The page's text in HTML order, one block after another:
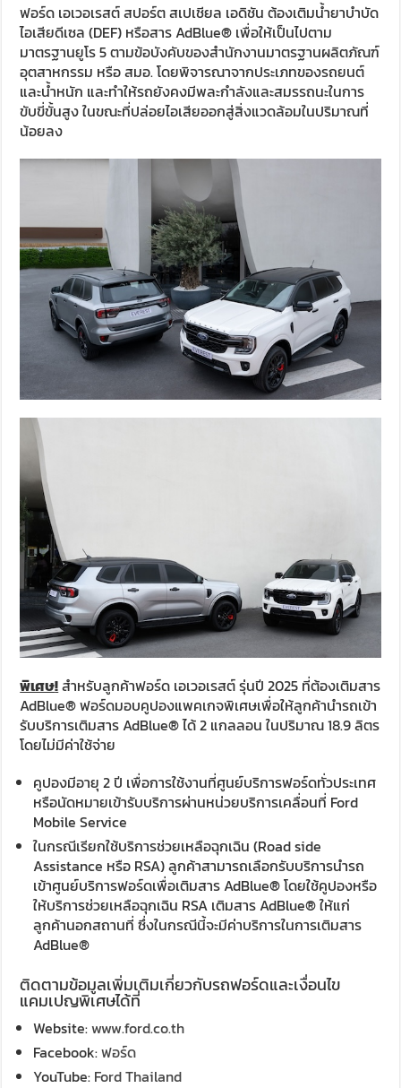
ฟอร์ด เอเวอเรสต์ สปอร์ต สเปเชียล เอดิชัน ต้องเติมน้ำยาบำบัด
ไอเสียดีเซล (DEF) หรือสาร AdBlue® เพื่อให้เป็นไปตาม
มาตรฐานยูโร 5 ตามข้อบังคับของสำนักงานมาตรฐานผลิตภัณฑ์
อุตสาหกรรม หรือ สมอ. โดยพิจารณาจากประเภทของรถยนต์
และน้ำหนัก และทำให้รถยังคงมีพละกำลังและสมรรถนะในการ
ขับขี่ขั้นสูง ในขณะที่ปล่อยไอเสียออกสู่สิ่งแวดล้อมในปริมาณที่
น้อยลง
พิเศษ!สำหรับลูกค้าฟอร์ด เอเวอเรสต์ รุ่นปี 2025 ที่ต้องเติมสาร
AdBlue® ฟอร์ดมอบคูปองแพคเกจพิเศษเพื่อให้ลูกค้านำรถเข้า
รับบริการเติมสาร AdBlue® ได้ 2 แกลลอน ในปริมาณ 18.9 ลิตร
โดยไม่มีค่าใช้จ่าย
คูปองมีอายุ 2 ปี เพื่อการใช้งานที่ศูนย์บริการฟอร์ดทั่วประเทศ
หรือนัดหมายเข้ารับบริการผ่านหน่วยบริการเคลื่อนที่ Ford
Mobile Service
ในกรณีเรียกใช้บริการช่วยเหลือฉุกเฉิน (Road side
Assistance หรือ RSA) ลูกค้าสามารถเลือกรับบริการนำรถ
เข้าศูนย์บริการฟอร์ดเพื่อเติมสาร AdBlue® โดยใช้คูปองหรือ
ให้บริการช่วยเหลือฉุกเฉิน RSA เติมสาร AdBlue® ให้แก่
ลูกค้านอกสถานที่ ซึ่งในกรณีนี้จะมีค่าบริการในการเติมสาร
AdBlue®
ติดตามข้อมูลเพิ่มเติมเกี่ยวกับรถฟอร์ดและเงื่อนไข
แคมเปญพิเศษได้ที่
Website:www.ford.co.th
Facebook:ฟอร์ด
YouTube: Ford Thailand